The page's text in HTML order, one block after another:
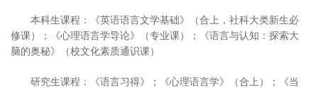
本科生课程：《英语语言文学基础》（合上，社科大类新生必
修课）；《心理语言学导论》（专业课）；《语言与认知：探索大
脑的奥秘》（校文化素质通识课）
研究生课程：《语言习得》；《心理语言学》（合上）；《当